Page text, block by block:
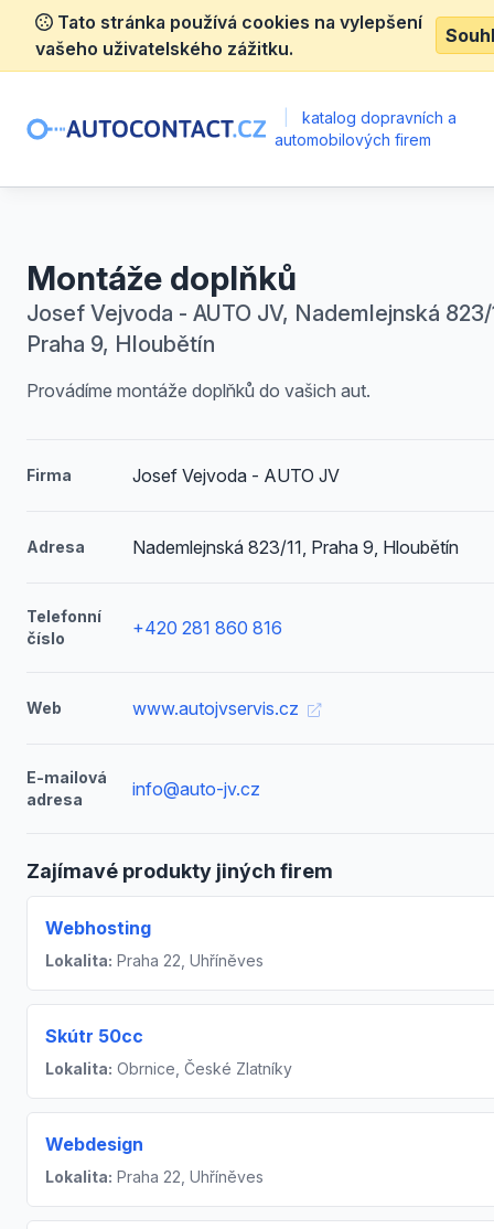
Tato stránka používá cookies na vylepšení
vašeho uživatelského zážitku.
katalog dopravních a
automobilových firem
Montáže doplňků
Josef Vejvoda - AUTO JV, Nademlejnská 823/
Praha 9, Hloubětín
Provádíme montáže doplňků do vašich aut.
Firma Josef Vejvoda - AUTO JV
Adresa Nademlejnská 823/11, Praha 9, Hloubětín
Telefonní
číslo
+420 281 860 816
Web www.autojvservis.cz
E-mailová
adresa
info@auto-jv.cz
Zajímavé produkty jiných firem
Webhosting
Lokalita: Praha 22, Uhříněves
Skútr 50cc
Lokalita: Obrnice, České Zlatníky
Webdesign
Lokalita: Praha 22, Uhříněves